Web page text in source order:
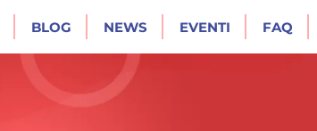
BLOG NEWS EVENTI FAQ